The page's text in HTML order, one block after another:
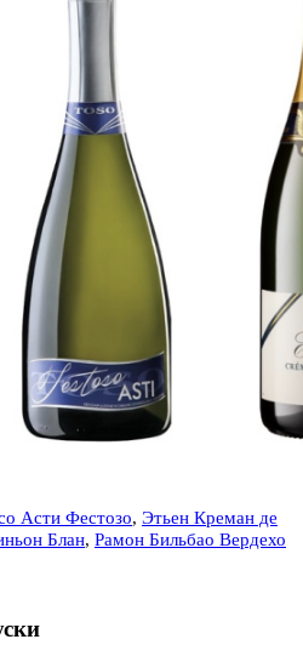
Асти Фестозо, Этьен Креман де
Блан, Рамон Бильбао Вердехо